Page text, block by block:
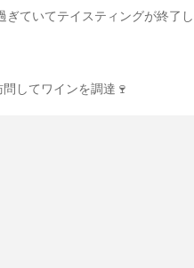
ていてテイスティングが終了し
してワインを調達🍷